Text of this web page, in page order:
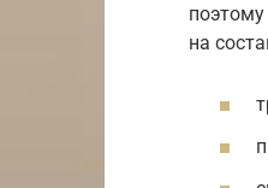
на